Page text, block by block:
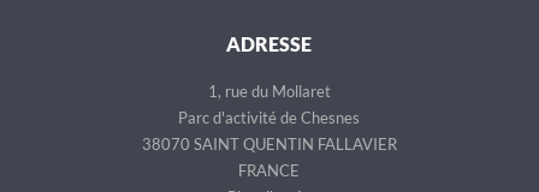
ADRESSE
1, rue du Mollaret
Parc d'activité de Chesnes
38070 SAINT QUENTIN FALLAVIER
FRANCE